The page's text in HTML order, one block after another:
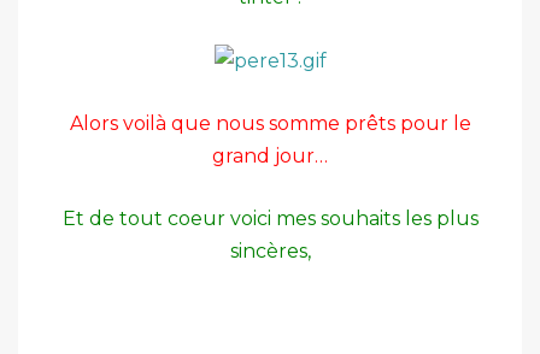
Alors voilà que nous somme prêts pour le
grand jour…
Et de tout coeur voici mes souhaits les plus
sincères,